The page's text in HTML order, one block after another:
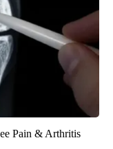
Pain & Arthritis